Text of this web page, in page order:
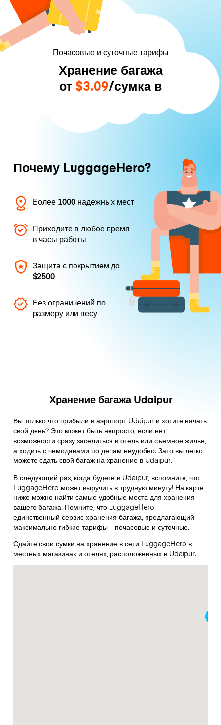
Почасовые и суточные тарифы
Хранение багажа
от $3.09/сумка в
Почему LuggageHero?
Более 1000 надежных мест
Приходите в любое время
в часы работы
Защита с покрытием до
$2500
Без ограничений по
размеру или весу
Хранение багажа Udaipur
Вы только что прибыли в аэропорт Udaipur и хотите начать
свой день? Это может быть непросто, если нет
возможности сразу заселиться в отель или съемное жилье,
а ходить с чемоданами по делам неудобно. Зато вы легко
можете сдать свой багаж на хранение в Udaipur.
В следующий раз, когда будете в Udaipur, вспомните, что
LuggageHero может выручить в трудную минуту! На карте
ниже можно найти самые удобные места для хранения
вашего багажа. Помните, что LuggageHero –
единственный сервис хранения багажа, предлагающий
максимально гибкие тарифы – почасовые и суточные.
Сдайте свои сумки на хранение в сети LuggageHero в
местных магазинах и отелях, расположенных в Udaipur.